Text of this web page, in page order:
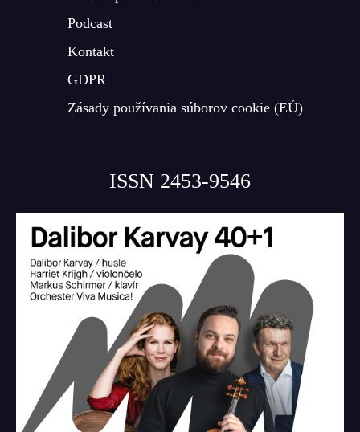
Podcast
Kontakt
GDPR
Zásady používania súborov cookie (EÚ)
ISSN 2453-9546